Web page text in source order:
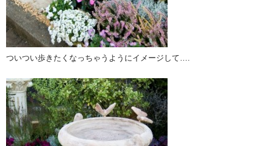
ついつい歩きたくなっちゃうようにイメージして….